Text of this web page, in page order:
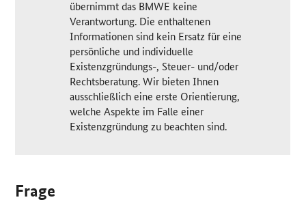
übernimmt das BMWE keine
Verantwortung. Die enthaltenen
Informationen sind kein Ersatz für eine
persönliche und individuelle
Existenzgründungs-, Steuer- und/oder
Rechtsberatung. Wir bieten Ihnen
ausschließlich eine erste Orientierung,
welche Aspekte im Falle einer
Existenzgründung zu beachten sind.
Frage